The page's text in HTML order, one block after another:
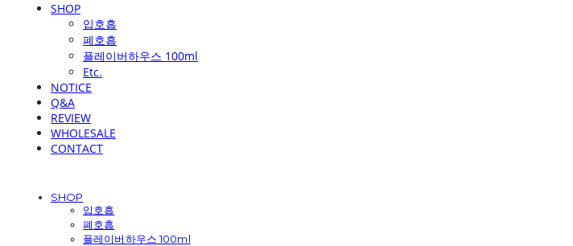
SHOP
입호흡
폐호흡
플레이버하우스 100ml
Etc.
NOTICE
Q&A
REVIEW
WHOLESALE
CONTACT
SHOP
입호흡
폐호흡
플레이버하우스 100ml